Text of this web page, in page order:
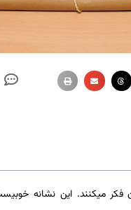
این نشانه خوبیست